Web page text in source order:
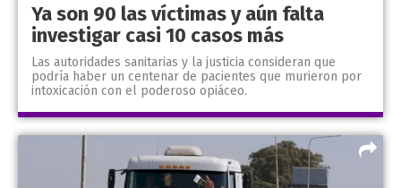
Ya son 90 las víctimas y aún falta
investigar casi 10 casos más
Las autoridades sanitarias y la justicia consideran que
podría haber un centenar de pacientes que murieron por
intoxicación con el poderoso opiáceo.